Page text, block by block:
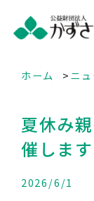
ホーム ニュ
夏休み
催します
2026/6/1